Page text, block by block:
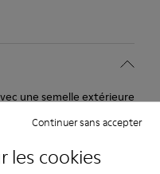
les cookies
Continuer sans accepter
une semelle extérieure